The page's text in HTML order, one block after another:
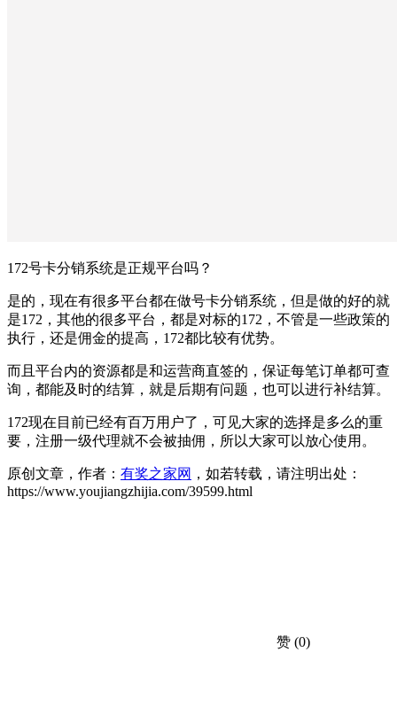
172号卡分销系统是正规平台吗？
是的，现在有很多平台都在做号卡分销系统，但是做的好的就
是172，其他的很多平台，都是对标的172，不管是一些政策的
执行，还是佣金的提高，172都比较有优势。
而且平台内的资源都是和运营商直签的，保证每笔订单都可查
询，都能及时的结算，就是后期有问题，也可以进行补结算。
172现在目前已经有百万用户了，可见大家的选择是多么的重
要，注册一级代理就不会被抽佣，所以大家可以放心使用。
原创文章，作者： 有奖之家网 ，如若转载，请注明出处：
https://www.youjiangzhijia.com/39599.html
赞 (0)